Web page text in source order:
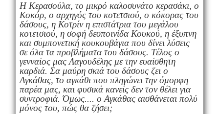
Η Κερασούλα, το μικρό καλοσυνάτο κερασάκι, ο
Κοκόρ, ο αρχηγός του κοτετσιού, ο κόκορας του
δάσους, η Κοτρίν η επιστάτρια του μεγάλου
κοτετσιού, η σοφή δεσποινίδα Κουκού, η έξυπνη
και συμπονετική κουκουβάγια που δίνει λύσεις
σε όλα τα προβλήματα του δάσους. Τέλος ο
γενναίος μας Λαγουδέλης με την ευαίσθητη
καρδιά. Σα μαύρη σκιά του δάσους ζει ο
Αγκάθας, το αγκάθι που πληγώνει την όμορφη
παρέα μας, και φυσικά κανείς δεν τον θέλει για
συντροφιά. Όμως.... ο Αγκάθας αισθάνεται πολύ
μόνος του, πώς θα ζήσει;